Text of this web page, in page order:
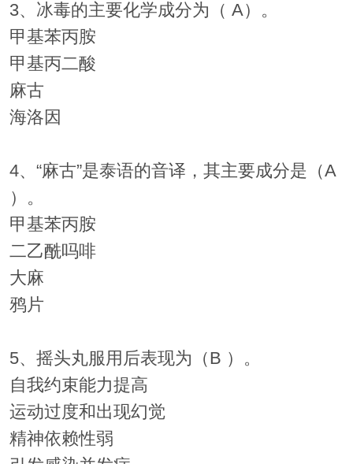
3、冰毒的主要化学成分为（ A）。
甲基苯丙胺
甲基丙二酸
麻古
海洛因
4、“麻古”是泰语的音译，其主要成分是（A
）。
甲基苯丙胺
二乙酰吗啡
大麻
鸦片
5、摇头丸服用后表现为（B ）。
自我约束能力提高
运动过度和出现幻觉
精神依赖性弱